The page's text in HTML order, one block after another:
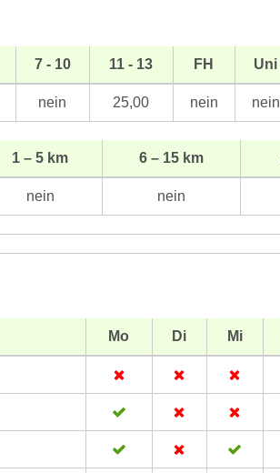
7 - 10 11 - 13 FH Uni
nein 25,00 nein nein
1 – 5 km 6 – 15 km
nein nein
Mo Di Mi